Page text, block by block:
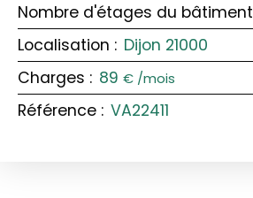
Nombre d'étages du bâtiment
Localisation : Dijon 21000
Charges : 89 € /mois
Référence : VA22411